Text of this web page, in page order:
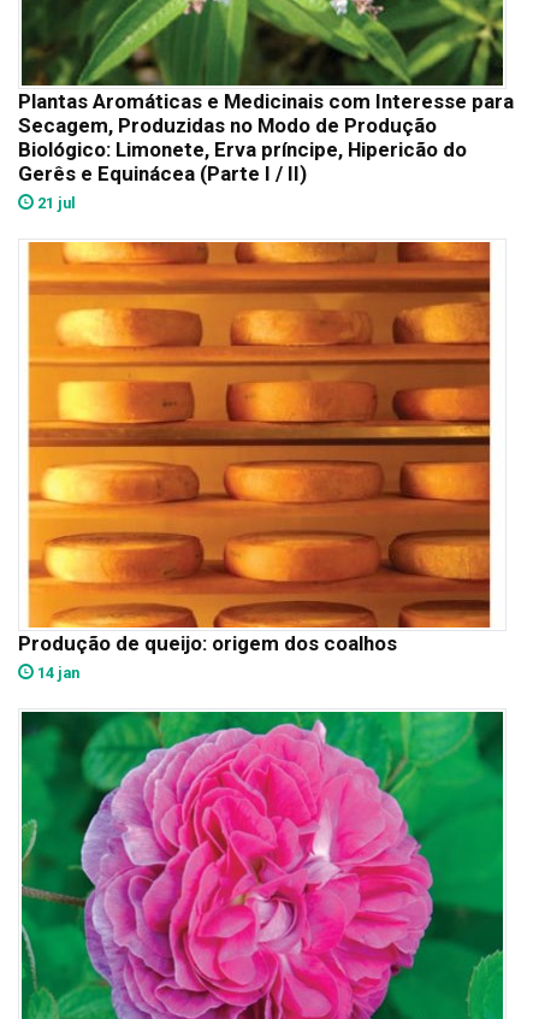
Plantas Aromáticas e Medicinais com Interesse para
Secagem, Produzidas no Modo de Produção
Biológico: Limonete, Erva príncipe, Hipericão do
Gerês e Equinácea (Parte I / II)
21 jul
Produção de queijo: origem dos coalhos
14 jan